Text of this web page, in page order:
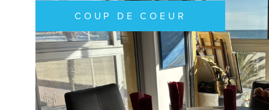
COUP DE COEUR
VOIR LE